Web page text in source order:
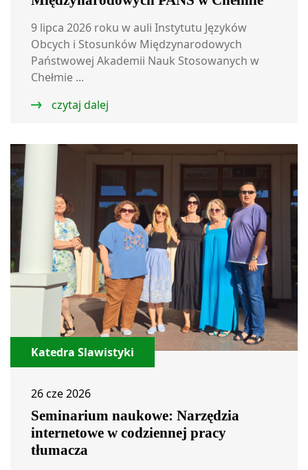
9 lipca 2026 roku w auli Instytutu Języków
Obcych i Stosunków Międzynarodowych
Państwowej Akademii Nauk Stosowanych w
Chełmie ...
czytaj dalej
Katedra Slawistyki
26 cze 2026
Seminarium naukowe: Narzędzia
internetowe w codziennej pracy
tłumacza